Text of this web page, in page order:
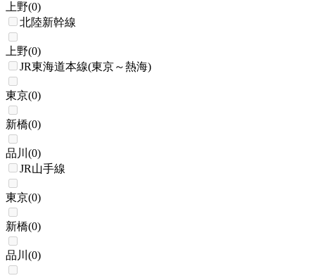
上野(0)
北陸新幹線
上野(0)
JR東海道本線(東京～熱海)
東京(0)
新橋(0)
品川 (0)
JR山手線
東京(0)
新橋(0)
品川 (0)